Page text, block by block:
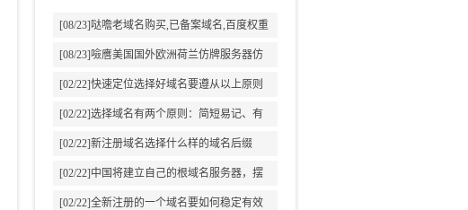
[08/23] 哒噡老域名购买,已备案域名,百度权重
域名老域名交易老域名出售,高pr域名,百度搜
狗收录域名,外链反链域名
[08/23] 噞噟美国国外欧洲荷兰仿牌服务器仿
牌vps推荐仿牌空间主机,外贸抗投诉服务器,
免投诉vps,防投诉主机空间
[02/22]快速定位选择好域名要遵从以上原则
[02/22]选择域名有两个原则：简短易记、有
意义
[02/22]新注册域名选择什么样的域名后缀
[02/22] 中国将建立自己的根域名服务器，摆
脱美国牵制
[02/22]全新注册的一个域名要如何稳定有效